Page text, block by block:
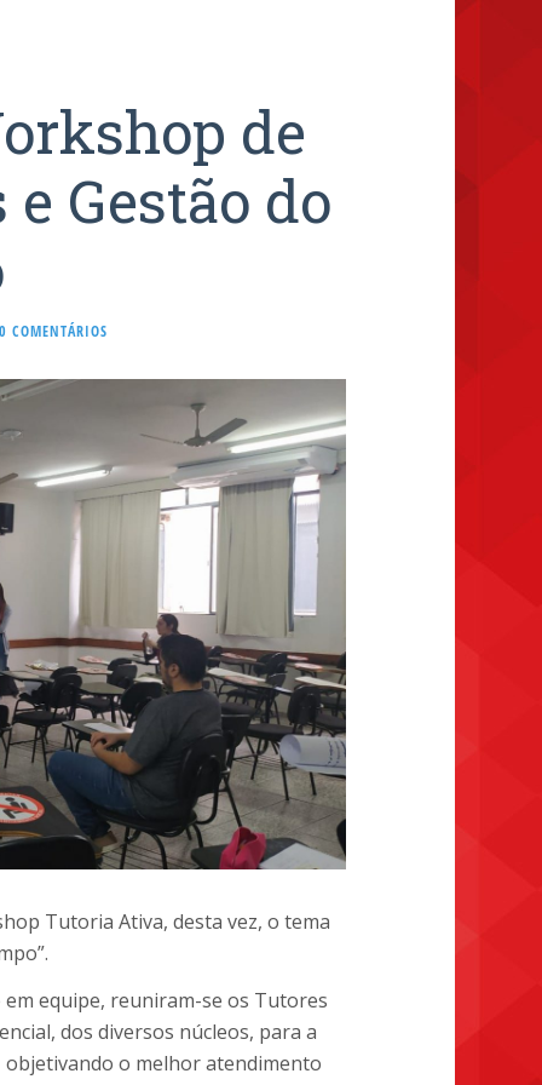
de
Gestão do
COMENTÁRIOS
Tutoria Ativa, desta vez, o tema
equipe, reuniram-se os Tutores
dos diversos núcleos, para a
o melhor atendimento